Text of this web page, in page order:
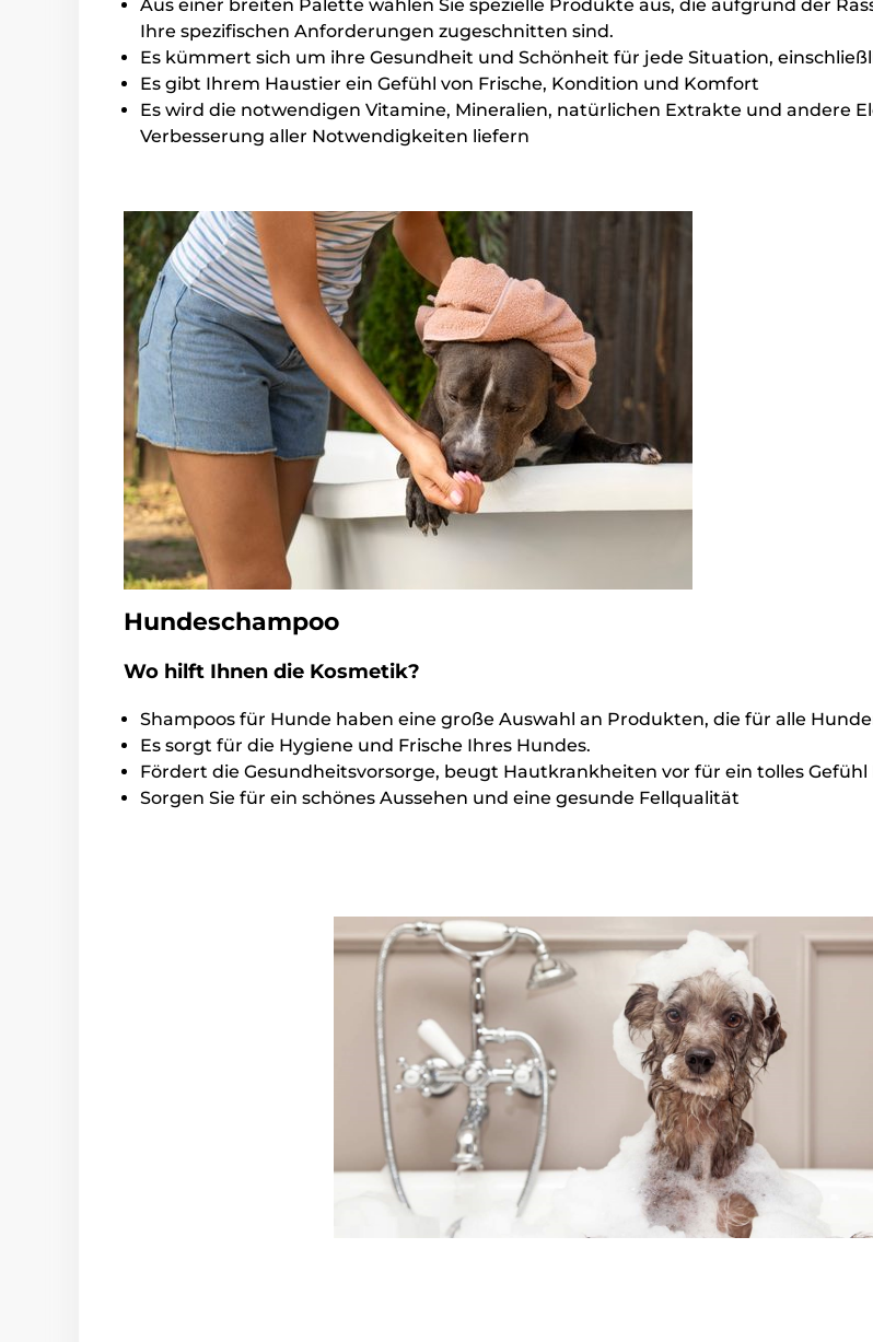
Aus einer breiten Palette wählen Sie spezielle Produkte aus, die aufgrund der
Ihre spezifischen Anforderungen zugeschnitten sind.
Es kümmert sich um ihre Gesundheit und Schönheit für jede Situation,
Es gibt Ihrem Haustier ein Gefühl von Frische, Kondition und Komfort
Es wird die notwendigen Vitamine, Mineralien, natürlichen Extrakte und andere
Verbesserung aller Notwendigkeiten liefern
Hundeschampoo
Wo hilft Ihnen die Kosmetik?
Shampoos für Hunde haben eine große Auswahl an Produkten, die für alle
Es sorgt für die Hygiene und Frische Ihres Hundes.
Fördert die Gesundheitsvorsorge, beugt Hautkrankheiten vor für ein tolles
Sorgen Sie für ein schönes Aussehen und eine gesunde Fellqualität